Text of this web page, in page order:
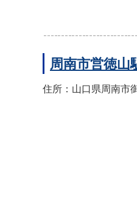
周南市営徳山
住所：山口県周南市